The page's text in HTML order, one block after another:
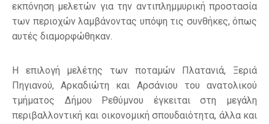
εκπόνηση μελετών για την αντιπλημμυρική προστασία
των περιοχών λαμβάνοντας υπόψη τις συνθήκες, όπως
αυτές διαμορφώθηκαν.
Η επιλογή μελέτης των ποταμών Πλατανιά, Ξεριά
Πηγιανού, Αρκαδιώτη και Αρσάνιου του ανατολικού
τμήματος Δήμου Ρεθύμνου έγκειται στη μεγάλη
περιβαλλοντική και οικονομική σπουδαιότητα, άλλα και